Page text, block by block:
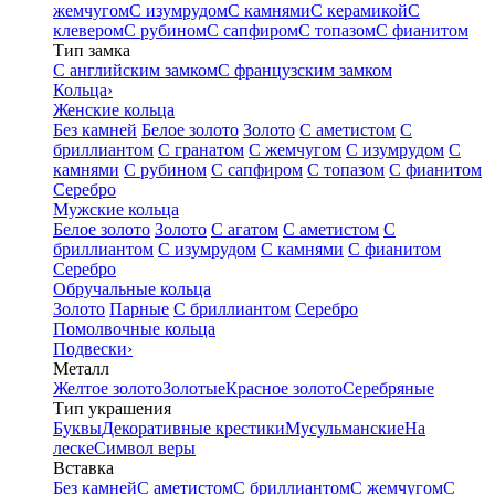
жемчугомС изумрудомС камнямиС керамикойС
клеверомС рубиномС сапфиромС топазомС фианитом
Тип замка
С английским замкомС французским замком
Кольца›
Женские кольца
Без камней Белое золото Золото С аметистом С
бриллиантом С гранатом С жемчугом С изумрудом С
камнями С рубином С сапфиром С топазом С фианитом
Серебро
Мужские кольца
Белое золото Золото С агатом С аметистом С
бриллиантом С изумрудом С камнями С фианитом
Серебро
Обручальные кольца
Золото Парные С бриллиантом Серебро
Помолвочные кольца
Подвески›
Металл
Желтое золотоЗолотыеКрасное золотоСеребряные
Тип украшения
БуквыДекоративные крестикиМусульманскиеНа
лескеСимвол веры
Вставка
Без камнейС аметистомС бриллиантомС жемчугомС